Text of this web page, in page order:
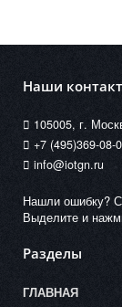
Наши
105005, г.
+7 (495)369-08-
info@iotgn.ru
Нашли ошибку?
Выделите и
Разделы
ГЛАВНАЯ